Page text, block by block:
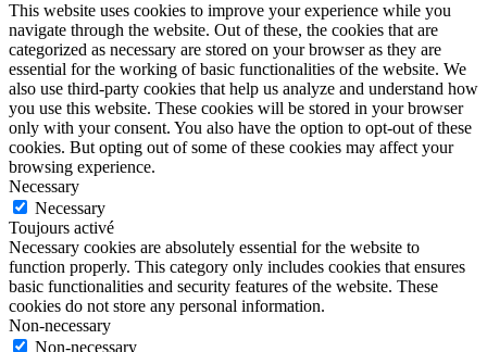
This website uses cookies to improve your experience while you
navigate through the website. Out of these, the cookies that are
categorized as necessary are stored on your browser as they are
essential for the working of basic functionalities of the website. We
also use third-party cookies that help us analyze and understand how
you use this website. These cookies will be stored in your browser
only with your consent. You also have the option to opt-out of these
cookies. But opting out of some of these cookies may affect your
browsing experience.
Necessary
Necessary
Toujours activé
Necessary cookies are absolutely essential for the website to
function properly. This category only includes cookies that ensures
basic functionalities and security features of the website. These
cookies do not store any personal information.
Non-necessary
Non-necessary